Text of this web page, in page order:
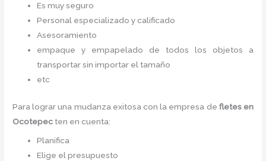
Es muy seguro
Personal especializado y calificado
Asesoramiento
empaque y empapelado de todos los objetos a
transportar sin importar el tamaño
etc
Para lograr una mudanza exitosa con la empresa de fletes en
Ocotepec ten en cuenta:
Planifica
Elige el presupuesto